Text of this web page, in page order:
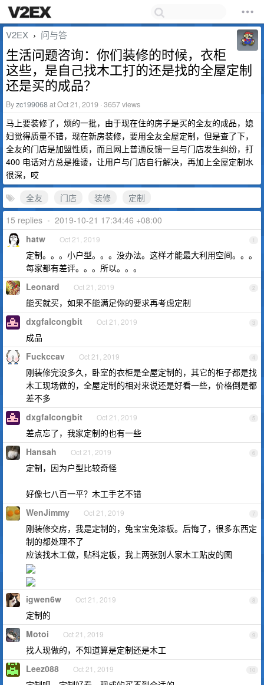
V2EX › 问与答
生活问题咨询：你们装修的时候，衣柜
这些，是自己找木工打的还是找的全屋定制
还是买的成品？
Byzc199068at Oct 21, 2019 · 3657 views
马上要装修了，烦的一批，由于现在住的房子是买的全友的成品，媳
妇觉得质量不错，现在新房装修，要用全友全屋定制，但是查了下，
全友的门店是加盟性质，而且网上普通反馈一旦与门店发生纠纷，打
400 电话对方总是推诿，让用户与门店自行解决，再加上全屋定制水
很深，哎
全友
门店 装修
定制
15 replies • 2019-10-21 17:34:46 +08:00
1
hatw Oct 21, 2019
定制。。。小户型。。。没办法。这样才能最大利用空间。。。
每家都有差评。。。所以。。。
2
Leonard Oct 21, 2019
能买就买，如果不能满足你的要求再考虑定制
3
dxgfalcongbit Oct 21, 2019
成品
4
Fuckccav Oct 21, 2019
刚装修完没多久，卧室的衣柜是全屋定制的，其它的柜子都是找
木工现场做的，全屋定制的相对来说还是好看一些，价格倒是都
差不多
5
dxgfalcongbit Oct 21, 2019
差点忘了，我家定制的也有一些
6
Hansah Oct 21, 2019
定制，因为户型比较奇怪
好像七八百一平？木工手艺不错
7
WenJimmy Oct 21, 2019
刚装修交房，我是定制的，兔宝宝免漆板。后悔了，很多东西定
制的都处理不了
应该找木工做，贴科定板，我上两张别人家木工贴皮的图
8
igwen6w Oct 21, 2019
定制的
9
Motoi Oct 21, 2019
找人现做的，不知道算是定制还是木工
10
Leez088 Oct 21, 2019